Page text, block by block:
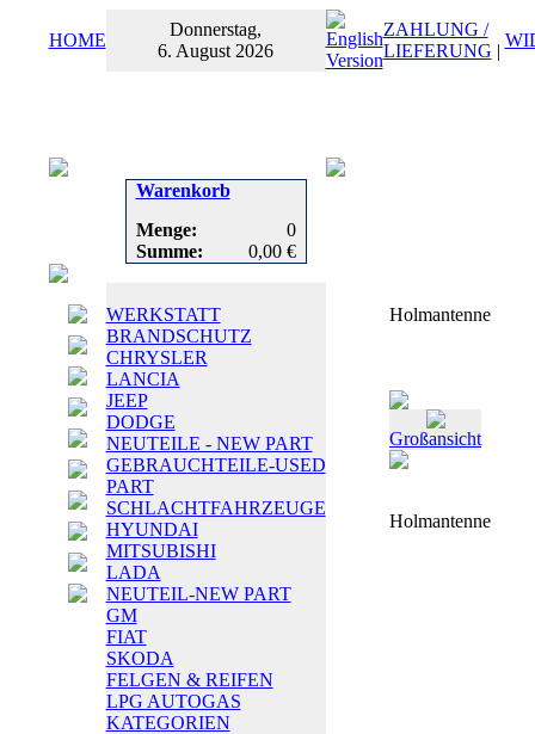
HOME
Donnerstag,
6. August 2026
ZAHLUNG /
LIEFERUNG |
Warenkorb
Menge:
0
Summe:
0,00 €
WERKSTATT
BRANDSCHUTZ
CHRYSLER
LANCIA
JEEP
DODGE
NEUTEILE - NEW PART
GEBRAUCHTEILE-USED
PART
SCHLACHTFAHRZEUGE
HYUNDAI
MITSUBISHI
LADA
NEUTEIL-NEW PART
GM
FIAT
SKODA
FELGEN & REIFEN
LPG AUTOGAS
KATEGORIEN
Holmantenne
Großansicht
Holmantenne